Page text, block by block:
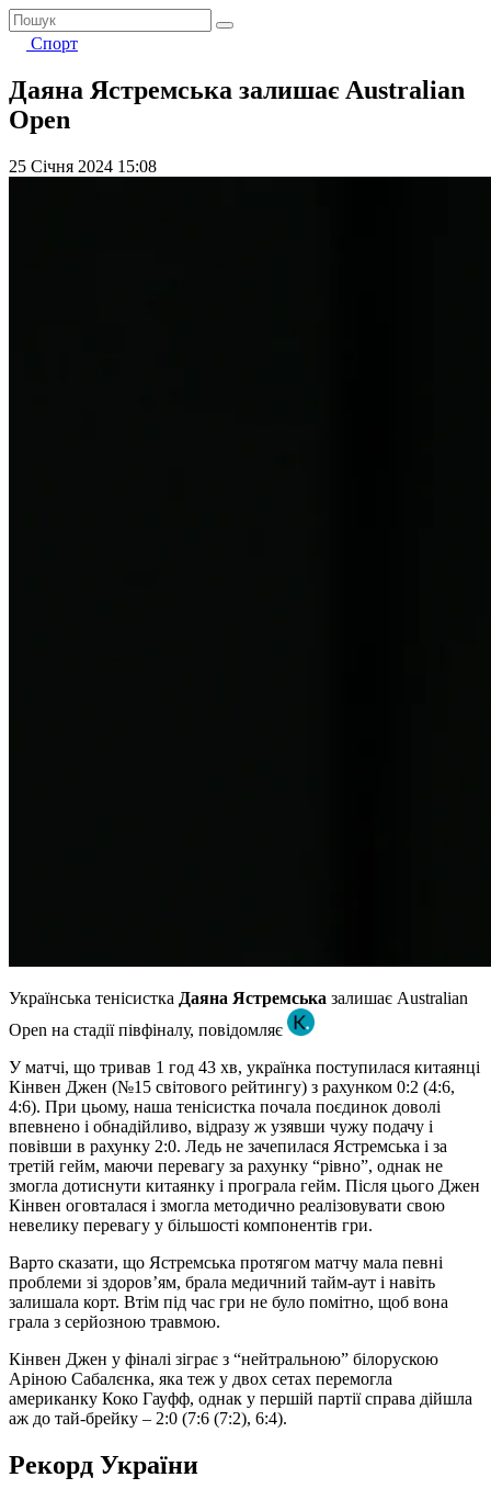
Спорт
Даяна Ястремська залишає Australian
Open
25 Січня 2024 15:08
Українська тенісистка Даяна Ястремська залишає Australian
Open на стадії півфіналу, повідомляє
У матчі, що тривав 1 год 43 хв, українка поступилася китаянці
Кінвен Джен (№15 світового рейтингу) з рахунком 0:2 (4:6,
4:6). При цьому, наша тенісистка почала поєдинок доволі
впевнено і обнадійливо, відразу ж узявши чужу подачу і
повівши в рахунку 2:0. Ледь не зачепилася Ястремська і за
третій гейм, маючи перевагу за рахунку “рівно”, однак не
змогла дотиснути китаянку і програла гейм. Після цього Джен
Кінвен оговталася і змогла методично реалізовувати свою
невелику перевагу у більшості компонентів гри.
Варто сказати, що Ястремська протягом матчу мала певні
проблеми зі здоров’ям, брала медичний тайм-аут і навіть
залишала корт. Втім під час гри не було помітно, щоб вона
грала з серйозною травмою.
Кінвен Джен у фіналі зіграє з “нейтральною” білорускою
Аріною Сабалєнка, яка теж у двох сетах перемогла
американку Коко Гауфф, однак у першій партії справа дійшла
аж до тай-брейку – 2:0 (7:6 (7:2), 6:4).
Рекорд України